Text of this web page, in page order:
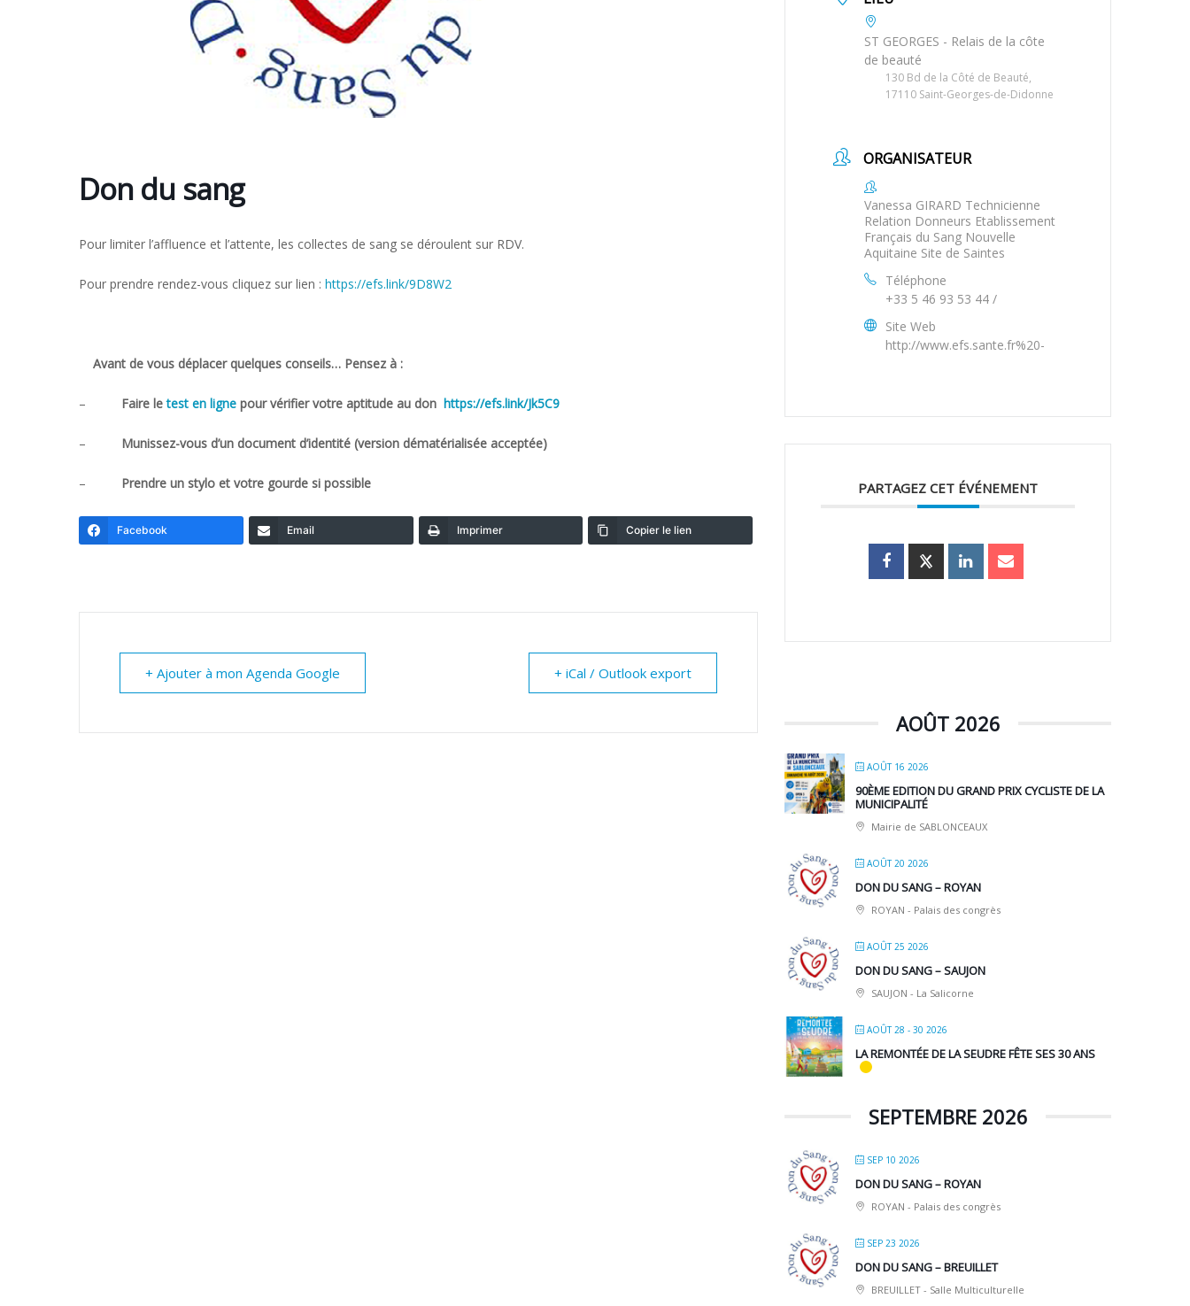
Don du sang
Pour limiter l’affluence et l’attente, les collectes de sang se déroulent sur RDV.
Pour prendre rendez-vous cliquez sur lien : https://efs.link/9D8W2
Avant de vous déplacer quelques conseils… Pensez à :
– Faire letest en ligne pour vérifier votre aptitude au don https://efs.link/Jk5C9
– Munissez-vous d’un document d’identité (version dématérialisée acceptée)
– Prendre un stylo et votre gourde si possible
Facebook Email Imprimer Copier le lien
+ Ajouter à mon Agenda Google + iCal / Outlook export
ST GEORGES - Relais de la côte
de beauté
130 Bd de la Côté de Beauté,
17110 Saint-Georges-de-Didonne
ORGANISATEUR
Vanessa GIRARD Technicienne
Relation Donneurs Etablissement
Français du Sang Nouvelle
Aquitaine Site de Saintes
Téléphone
+33 5 46 93 53 44 /
Site Web
http://www.efs.sante.fr%20-
PARTAGEZ CET ÉVÉNEMENT
AOÛT 2026
AOÛT 16 2026
90ÈME EDITION DU GRAND PRIX CYCLISTE DE LA
MUNICIPALITÉ
Mairie de SABLONCEAUX
AOÛT 20 2026
DON DU SANG – ROYAN
ROYAN - Palais des congrès
AOÛT 25 2026
DON DU SANG – SAUJON
SAUJON - La Salicorne
AOÛT 28 - 30 2026
LA REMONTÉE DE LA SEUDRE FÊTE SES 30 ANS
SEPTEMBRE 2026
SEP 10 2026
DON DU SANG – ROYAN
ROYAN - Palais des congrès
SEP 23 2026
DON DU SANG – BREUILLET
BREUILLET - Salle Multiculturelle